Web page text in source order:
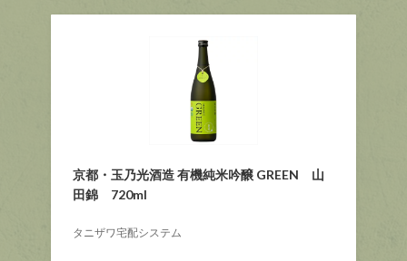
京都・玉乃光酒造 有機純米吟醸 GREEN 山
田錦 720ml
タニザワ宅配システム